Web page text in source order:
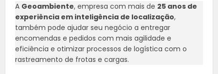
A Geoambiente, empresa com mais de 25 anos de
experiência em inteligência de localização,
também pode ajudar seu negócio a entregar
encomendas e pedidos com mais agilidade e
eficiência e otimizar processos de logística com o
rastreamento de frotas e cargas.